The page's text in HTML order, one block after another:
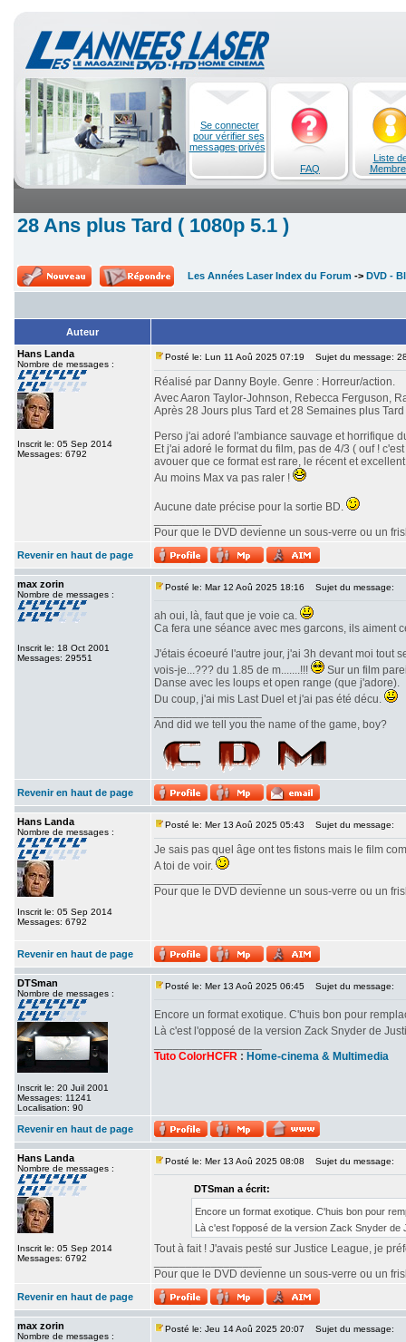
Se connecter
pour vérifier ses
messages privés
FAQ
Liste
28 Ans plus Tard ( 1080p 5.1 )
Les Années Laser Index du Forum -> DVD -
Auteur
Hans Landa
Nombre de messages :
Inscrit le: 05 Sep 2014
Messages: 6792
Posté le: Lun 11 Aoû 2025 07:19 Sujet du message:
Réalisé par Danny Boyle. Genre : Horreur/action.
Avec Aaron Taylor-Johnson, Rebecca Ferguson,
Après 28 Jours plus Tard et 28 Semaines plus
Perso j'ai adoré l'ambiance sauvage et horrifique
Et j'ai adoré le format du film, pas de 4/3 ( ouf !
avouer que ce format est rare, le récent et
Au moins Max va pas raler !
Aucune date précise pour la sortie BD.
Pour que le DVD devienne un sous-verre ou un
Revenir en haut de page
max zorin
Nombre de messages :
Inscrit le: 18 Oct 2001
Messages: 29551
Posté le: Mar 12 Aoû 2025 18:16 Sujet du message:
ah oui, là, faut que je voie ca.
Ca fera une séance avec mes garcons, ils aiment
J'étais écoeuré l'autre jour, j'ai 3h devant moi tout
vois-je...??? du 1.85 de m.......!!!
Sur un film
Danse avec les loups et open range (que j'adore).
Du coup, j'ai mis Last Duel et j'ai pas été décu.
And did we tell you the name of the game, boy?
Revenir en haut de page
Hans Landa
Nombre de messages :
Inscrit le: 05 Sep 2014
Messages: 6792
Posté le: Mer 13 Aoû 2025 05:43 Sujet du message:
Je sais pas quel âge ont tes fistons mais le film
A toi de voir.
Pour que le DVD devienne un sous-verre ou un
Revenir en haut de page
DTSman
Nombre de messages :
Inscrit le: 20 Juil 2001
Messages: 11241
Localisation: 90
Posté le: Mer 13 Aoû 2025 06:45 Sujet du message:
Encore un format exotique. C'huis bon pour
Là c'est l'opposé de la version Zack Snyder de
Tuto ColorHCFR : Home-cinema & Multimedia
Revenir en haut de page
Hans Landa
Nombre de messages :
Inscrit le: 05 Sep 2014
Messages: 6792
Posté le: Mer 13 Aoû 2025 08:08 Sujet du message:
DTSman a écrit:
Encore un format exotique. C'huis bon pour
Là c'est l'opposé de la version Zack Snyder de
Tout à fait ! J'avais pesté sur Justice League, je
Pour que le DVD devienne un sous-verre ou un
Revenir en haut de page
max zorin
Nombre de messages :
Posté le: Jeu 14 Aoû 2025 20:07 Sujet du message: